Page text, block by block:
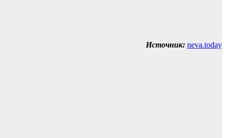
Источник: neva.today